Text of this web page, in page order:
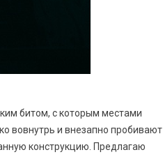
битом, с которым местами
вовнутрь и внезапно пробивают
конструкцию. Предлагаю